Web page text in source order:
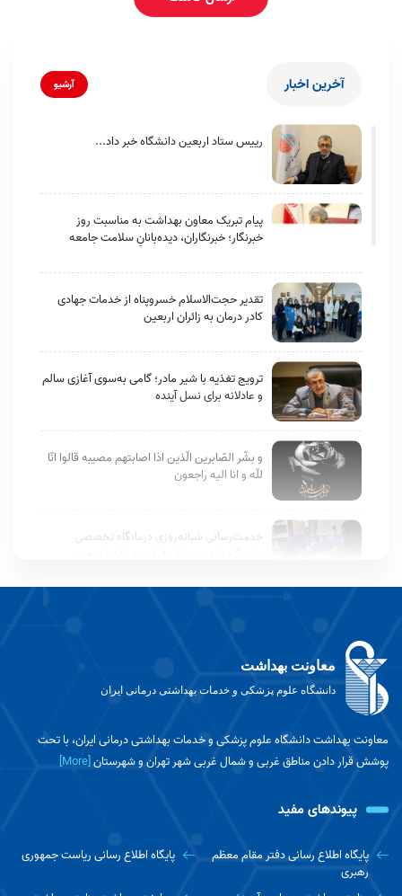
آخرین اخبار آرشیو
رییس ستاد اربعین دانشگاه خبر داد...
پیام تبریک معاون بهداشت به مناسبت روز
خبرنگار؛ خبرنگاران، دیده‌بانانِ سلامت جامعه
تقدیر حجت‌الاسلام خسروپناه از خدمات جهادی
کادر درمان به زائران اربعین
ترویج تغذیه با شیر مادر؛ گامی به‌سوی آغازی سالم
و عادلانه برای نسل آینده
و بشّر الصّابرین الّذین اذا اصابتهم مصیبه قالوا انّا
للّه و انا الیه راجعون
خدمت‌رسانی شبانه‌روزی درمانگاه تخصصی
پزشکی ایران خبر داد:
معاون بهداشت دانشگاه در شبکه سلامت تشریح
گفتگو با معاون بهداشت دانشگاه، درباره
بازرسان بهداشت محیط/ تشدید نظارت بر
معاونت بهداشت
دانشگاه علوم پزشکی و خدمات بهداشتی درمانی ایران
معاونت بهداشت دانشگاه علوم پزشکی و خدمات بهداشتی درمانی ایران، با تحت
پوشش قرار دادن مناطق غربی و شمال غربی شهر تهران و شهرستان[More]
پیوندهای مفید
پایگاه اطلاع رسانی دفتر مقام معظم
رهبری
پایگاه اطلاع رسانی ریاست جمهوری